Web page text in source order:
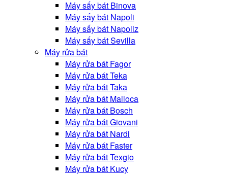
Máy sấy bát Binova
Máy sấy bát Napoli
Máy sấy bát Napoliz
Máy sấy bát Sevilla
Máy rửa bát
Máy rửa bát Fagor
Máy rửa bát Teka
Máy rửa bát Taka
Máy rửa bát Malloca
Máy rửa bát Bosch
Máy rửa bát Giovani
Máy rửa bát Nardi
Máy rửa bát Faster
Máy rửa bát Texgio
Máy rửa bát Kucy